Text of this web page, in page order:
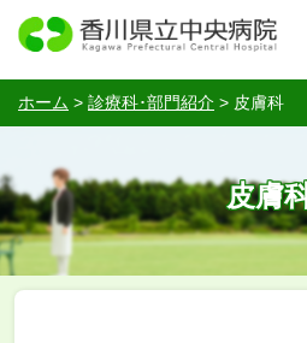
ホーム > 診療科･部門紹介 > 皮膚科
皮膚